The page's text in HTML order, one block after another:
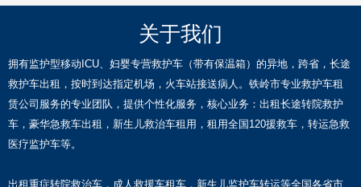
计，提供一站式建站服务
专业设计团队
关于我们
拥有监护型移动ICU、妇婴专营救护车（带有保温箱）的异地，跨省，长途
救护车出租，按时到达指定机场，火车站接送病人。铁岭市专业救护车租
赁公司服务的专业团队，提供个性化服务，核心业务：出租长途转院救护
车，豪华急救车出租，新生儿救治车租用，租用全国120援救车，转运急救
医疗监护车等。
出租重症转院救治车，成人救援车租车，新生儿监护车转运等全国各省市